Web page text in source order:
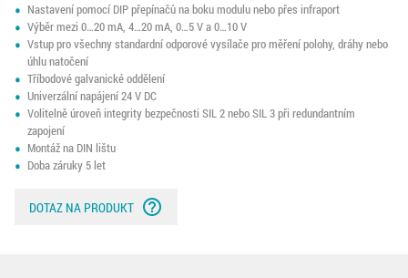
Nastavení pomocí DIP přepínačů na boku modulu nebo přes infraport
Výběr mezi 0…20 mA, 4…20 mA, 0…5 V a 0…10 V
Vstup pro všechny standardní odporové vysílače pro měření polohy, dráhy nebo
úhlu natočení
Tříbodové galvanické oddělení
Univerzální napájení 24 V DC
Volitelně úroveň integrity bezpečnosti SIL 2 nebo SIL 3 při redundantním
zapojení
Montáž na DIN lištu
Doba záruky 5 let
DOTAZ NA PRODUKT help_outline